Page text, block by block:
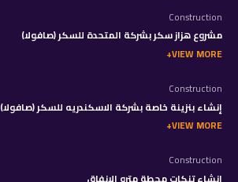
Construction
مشروع هزاز سكر بشركة المتحدة للسكر (صافولا)
VIEW MORE
Construction
إنشاء بنزينة خاصة بشركة الاسكندريه للسكر (صافولا)
VIEW MORE
Construction